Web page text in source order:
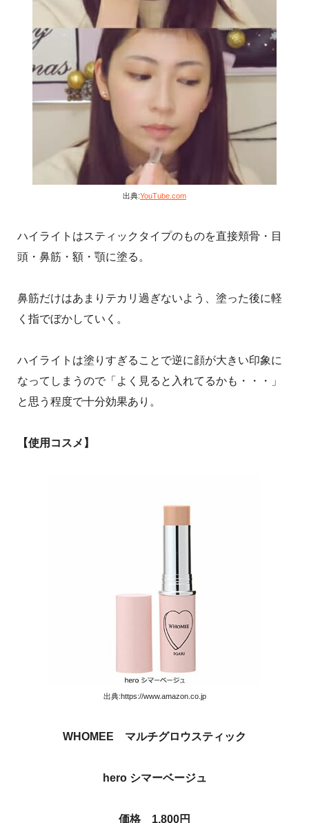
出典:YouTube.com
ハイライトはスティックタイプのものを直接頬骨・目
頭・鼻筋・額・顎に塗る。
鼻筋だけはあまりテカリ過ぎないよう、塗った後に軽
く指でぼかしていく。
ハイライトは塗りすぎることで逆に顔が大きい印象に
なってしまうので「よく見ると入れてるかも・・・」
と思う程度で十分効果あり。
【使用コスメ】
出典:https://www.amazon.co.jp
WHOMEE マルチグロウスティック
hero シマーベージュ
価格 1,800円